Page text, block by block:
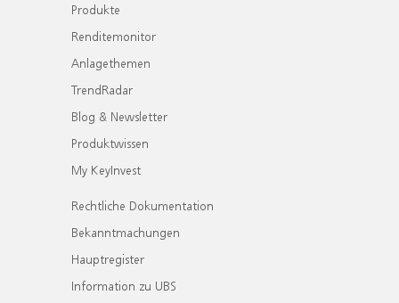
Produkte
Renditemonitor
Anlagethemen
TrendRadar
Blog & Newsletter
Produktwissen
My KeyInvest
Rechtliche Dokumentation
Bekanntmachungen
Hauptregister
Information zu UBS